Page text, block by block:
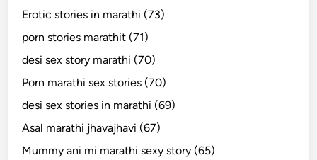
Erotic stories in marathi (73)
porn stories marathit (71)
desi sex story marathi (70)
Porn marathi sex stories (70)
desi sex stories in marathi (69)
Asal marathi jhavajhavi (67)
Mummy ani mi marathi sexy story (65)